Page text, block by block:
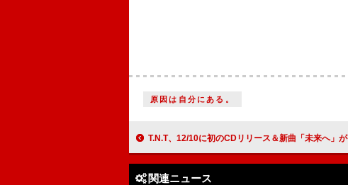
原因は自分にある。
T.N.T、12/10に初のCDリリース＆新曲「未来へ」が「高校サッカー選手権」応援歌に決定＜10/7訂正＞
関連ニュース